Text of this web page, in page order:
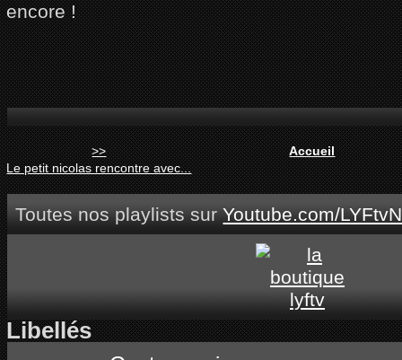
encore !
>>
Le petit nicolas rencontre avec...
Accueil
Toutes nos playlists surYoutube.com/
Libellés